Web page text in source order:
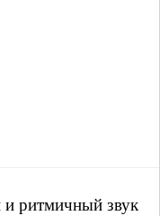
и ритмичный звук